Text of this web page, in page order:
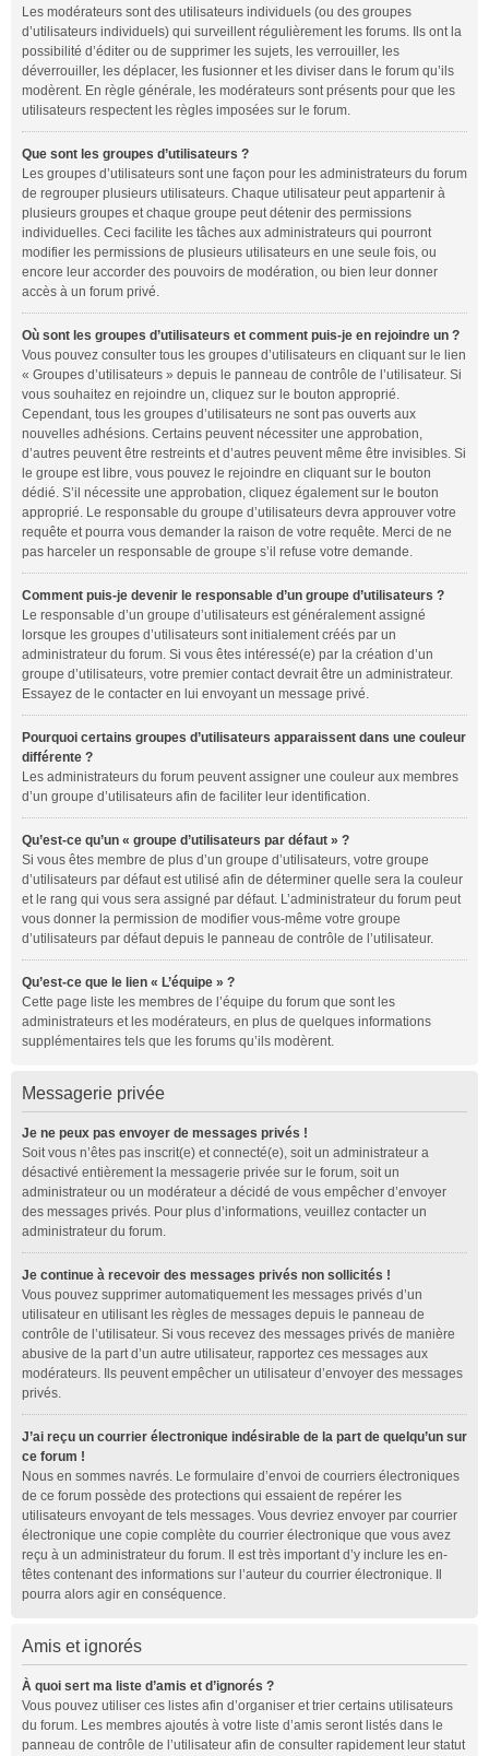
Les modérateurs sont des utilisateurs individuels (ou des groupes
d’utilisateurs individuels) qui surveillent régulièrement les forums. Ils ont la
possibilité d’éditer ou de supprimer les sujets, les verrouiller, les
déverrouiller, les déplacer, les fusionner et les diviser dans le forum qu’ils
modèrent. En règle générale, les modérateurs sont présents pour que les
utilisateurs respectent les règles imposées sur le forum.
Que sont les groupes d’utilisateurs ?
Les groupes d’utilisateurs sont une façon pour les administrateurs du forum
de regrouper plusieurs utilisateurs. Chaque utilisateur peut appartenir à
plusieurs groupes et chaque groupe peut détenir des permissions
individuelles. Ceci facilite les tâches aux administrateurs qui pourront
modifier les permissions de plusieurs utilisateurs en une seule fois, ou
encore leur accorder des pouvoirs de modération, ou bien leur donner
accès à un forum privé.
Où sont les groupes d’utilisateurs et comment puis-je en rejoindre un ?
Vous pouvez consulter tous les groupes d’utilisateurs en cliquant sur le lien
« Groupes d’utilisateurs » depuis le panneau de contrôle de l’utilisateur. Si
vous souhaitez en rejoindre un, cliquez sur le bouton approprié.
Cependant, tous les groupes d’utilisateurs ne sont pas ouverts aux
nouvelles adhésions. Certains peuvent nécessiter une approbation,
d’autres peuvent être restreints et d’autres peuvent même être invisibles. Si
le groupe est libre, vous pouvez le rejoindre en cliquant sur le bouton
dédié. S’il nécessite une approbation, cliquez également sur le bouton
approprié. Le responsable du groupe d’utilisateurs devra approuver votre
requête et pourra vous demander la raison de votre requête. Merci de ne
pas harceler un responsable de groupe s’il refuse votre demande.
Comment puis-je devenir le responsable d’un groupe d’utilisateurs ?
Le responsable d’un groupe d’utilisateurs est généralement assigné
lorsque les groupes d’utilisateurs sont initialement créés par un
administrateur du forum. Si vous êtes intéressé(e) par la création d’un
groupe d’utilisateurs, votre premier contact devrait être un administrateur.
Essayez de le contacter en lui envoyant un message privé.
Pourquoi certains groupes d’utilisateurs apparaissent dans une couleur
différente ?
Les administrateurs du forum peuvent assigner une couleur aux membres
d’un groupe d’utilisateurs afin de faciliter leur identification.
Qu’est-ce qu’un « groupe d’utilisateurs par défaut » ?
Si vous êtes membre de plus d’un groupe d’utilisateurs, votre groupe
d’utilisateurs par défaut est utilisé afin de déterminer quelle sera la couleur
et le rang qui vous sera assigné par défaut. L’administrateur du forum peut
vous donner la permission de modifier vous-même votre groupe
d’utilisateurs par défaut depuis le panneau de contrôle de l’utilisateur.
Qu’est-ce que le lien « L’équipe » ?
Cette page liste les membres de l’équipe du forum que sont les
administrateurs et les modérateurs, en plus de quelques informations
supplémentaires tels que les forums qu’ils modèrent.
Messagerie privée
Je ne peux pas envoyer de messages privés !
Soit vous n’êtes pas inscrit(e) et connecté(e), soit un administrateur a
désactivé entièrement la messagerie privée sur le forum, soit un
administrateur ou un modérateur a décidé de vous empêcher d’envoyer
des messages privés. Pour plus d’informations, veuillez contacter un
administrateur du forum.
Je continue à recevoir des messages privés non sollicités !
Vous pouvez supprimer automatiquement les messages privés d’un
utilisateur en utilisant les règles de messages depuis le panneau de
contrôle de l’utilisateur. Si vous recevez des messages privés de manière
abusive de la part d’un autre utilisateur, rapportez ces messages aux
modérateurs. Ils peuvent empêcher un utilisateur d’envoyer des messages
privés.
J’ai reçu un courrier électronique indésirable de la part de quelqu’un sur
ce forum !
Nous en sommes navrés. Le formulaire d’envoi de courriers électroniques
de ce forum possède des protections qui essaient de repérer les
utilisateurs envoyant de tels messages. Vous devriez envoyer par courrier
électronique une copie complète du courrier électronique que vous avez
reçu à un administrateur du forum. Il est très important d’y inclure les en-
têtes contenant des informations sur l’auteur du courrier électronique. Il
pourra alors agir en conséquence.
Amis et ignorés
À quoi sert ma liste d’amis et d’ignorés ?
Vous pouvez utiliser ces listes afin d’organiser et trier certains utilisateurs
du forum. Les membres ajoutés à votre liste d’amis seront listés dans le
panneau de contrôle de l’utilisateur afin de consulter rapidement leur statut